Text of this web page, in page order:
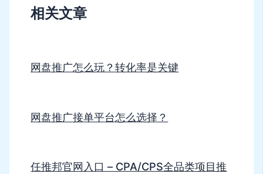
相关文章
网盘推广怎么玩？转化率是关键
网盘推广接单平台怎么选择？
任推邦官网入口 – CPA/CPS全品类项目推